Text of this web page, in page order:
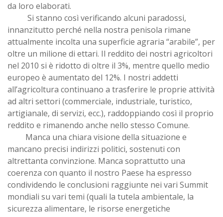
da loro elaborati.
Si stanno così verificando alcuni paradossi,
innanzitutto perché nella nostra penisola rimane
attualmente incolta una superficie agraria “arabile”, per
oltre un milione di ettari. Il reddito dei nostri agricoltori
nel 2010 si è ridotto di oltre il 3%, mentre quello medio
europeo è aumentato del 12%. I nostri addetti
all’agricoltura continuano a trasferire le proprie attività
ad altri settori (commerciale, industriale, turistico,
artigianale, di servizi, ecc.), raddoppiando così il proprio
reddito e rimanendo anche nello stesso Comune.
Manca una chiara visione della situazione e
mancano precisi indirizzi politici, sostenuti con
altrettanta convinzione. Manca soprattutto una
coerenza con quanto il nostro Paese ha espresso
condividendo le conclusioni raggiunte nei vari Summit
mondiali su vari temi (quali la tutela ambientale, la
sicurezza alimentare, le risorse energetiche